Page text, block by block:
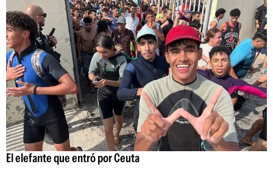
El elefante que entró por Ceuta